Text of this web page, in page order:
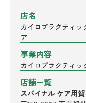
店名
カイロプラクティ
ア
事業内容
カイロプラクティ
店舗一覧
スパイナル ケア用賀